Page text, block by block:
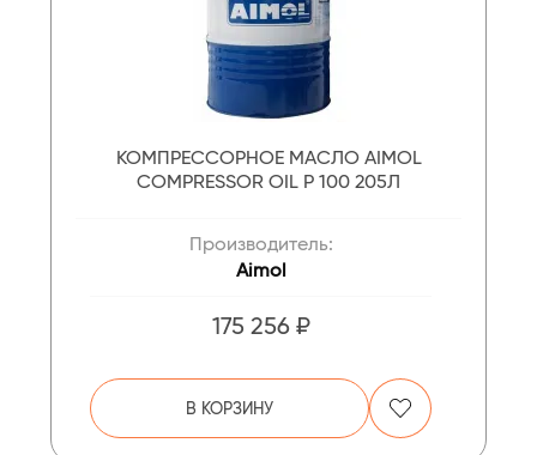
КОМПРЕССОРНОЕ МАСЛО AIMOL
COMPRESSOR OIL P 100 205Л
Производитель:
Aimol
175 256 ₽
В КОРЗИНУ